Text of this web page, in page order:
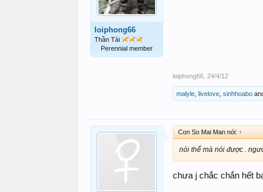
loiphong66
Thần Tài
Perennial member
loiphong66 24/4/12
malyle livelove sinhhoabo
Con So Mai Man nói: ↑
nói thế mà nói được .
chưa j chắc chắn hết